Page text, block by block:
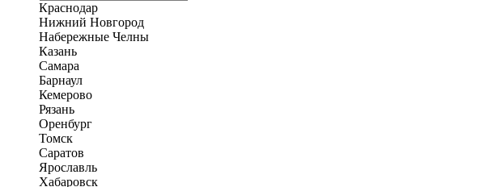
Краснодар
Нижний Новгород
Набережные Челны
Казань
Самара
Барнаул
Кемерово
Рязань
Оренбург
Томск
Саратов
Ярославль
Хабаровск